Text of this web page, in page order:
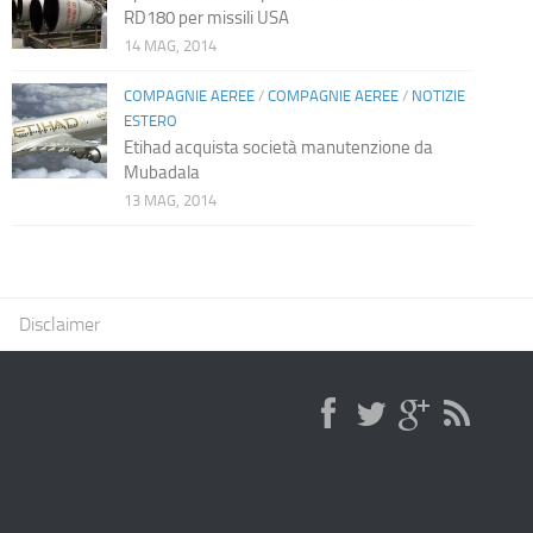
RD180 per missili USA
14 MAG, 2014
COMPAGNIE AEREE/ COMPAGNIE AEREE/ NOTIZIE
ESTERO
Etihad acquista società manutenzione da
Mubadala
13 MAG, 2014
Disclaimer